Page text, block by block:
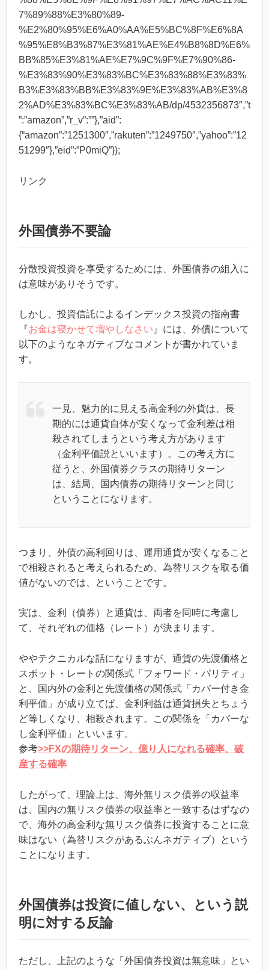
7%89%88%E3%80%89-
%E2%80%95%E6%A0%AA%E5%BC%8F%E6%8A
%95%E8%B3%87%E3%81%AE%E4%B8%8D%E6%
BB%85%E3%81%AE%E7%9C%9F%E7%90%86-
%E3%83%90%E3%83%BC%E3%83%88%E3%83%
B3%E3%83%BB%E3%83%9E%E3%83%AB%E3%8
2%AD%E3%83%BC%E3%83%AB/dp/4532356873″,”t
”:”amazon”,”r_v”:””},”aid”:
{“amazon”:”1251300″,”rakuten”:”1249750″,”yahoo”:”12
51299″},”eid”:”P0miQ”});
リンク
外国債券不要論
分散投資投資を享受するためには、外国債券の組入に
は意味がありそうです。
しかし、投資信託によるインデックス投資の指南書
『お金は寝かせて増やしなさい 』には、外債について
以下のようなネガティブなコメントが書かれていま
す。
一見、魅力的に見える高金利の外貨は、長
期的には通貨自体が安くなって金利差は相
殺されてしまうという考え方があります
（金利平価説といいます）。この考え方に
従うと、外国債券クラスの期待リターン
は、結局、国内債券の期待リターンと同じ
ということになります。
つまり、外債の高利回りは、運用通貨が安くなること
で相殺されると考えられるため、為替リスクを取る価
値がないのでは、ということです。
実は、金利（債券）と通貨は、両者を同時に考慮し
て、それぞれの価格（レート）が決まります。
ややテクニカルな話になりますが、通貨の先渡価格と
スポット・レートの関係式「フォワード・パリティ」
と、国内外の金利と先渡価格の関係式「カバー付き金
利平価」が成り立てば、金利利益は通貨損失とちょう
ど等しくなり、相殺されます。この関係を「カバーな
し金利平価」といいます。
参考>>FXの期待リターン、億り人になれる確率、破
産する確率
したがって、理論上は、海外無リスク債券の収益率
は、国内の無リスク債券の収益率と一致するはずなの
で、海外の高金利な無リスク債券に投資することに意
味はない（為替リスクがあるぶんネガティブ）という
ことになります。
外国債券は投資に値しない、という説
明に対する反論
ただし、上記のような「外国債券投資は無意味」とい